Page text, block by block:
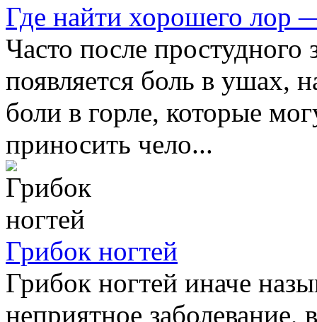
Где найти хорошего лор
Часто после простудного
появляется боль в ушах,
боли в горле, которые
приносить чело...
Грибок ногтей
Грибок ногтей иначе
неприятное заболевание,